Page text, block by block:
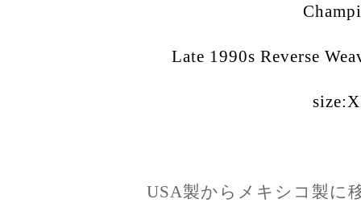
Late 1990s Reverse
USA製からメキシコ製に